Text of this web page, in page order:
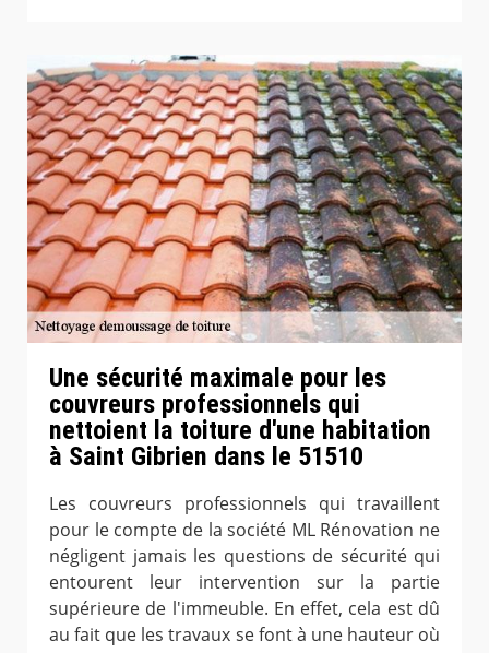
Une sécurité maximale pour les
couvreurs professionnels qui
nettoient la toiture d'une habitation
à Saint Gibrien dans le 51510
Les couvreurs professionnels qui travaillent
pour le compte de la société ML Rénovation ne
négligent jamais les questions de sécurité qui
entourent leur intervention sur la partie
supérieure de l'immeuble. En effet, cela est dû
au fait que les travaux se font à une hauteur où